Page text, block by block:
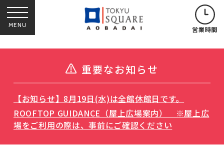
MENU 営業時間
重要なお知らせ
【お知らせ】8月19日(水)は全館休館日です。
ROOFTOP GUIDANCE（屋上広場案内） ※屋上広
場をご利用の際は、事前にご確認ください